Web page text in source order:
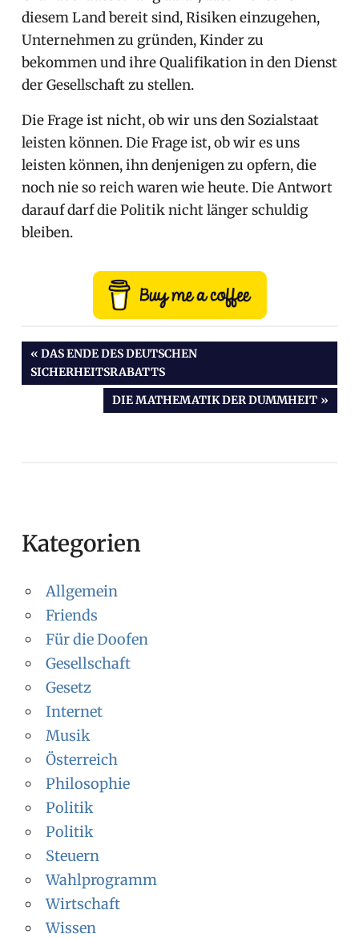
diesem Land bereit sind, Risiken einzugehen,
Unternehmen zu gründen, Kinder zu
bekommen und ihre Qualifikation in den Dienst
der Gesellschaft zu stellen.
Die Frage ist nicht, ob wir uns den Sozialstaat
leisten können. Die Frage ist, ob wir es uns
leisten können, ihn denjenigen zu opfern, die
noch nie so reich waren wie heute. Die Antwort
darauf darf die Politik nicht länger schuldig
bleiben.
Beitragsnavigation
VORHERIGER
BEITRAG:
DAS ENDE DES DEUTSCHEN
SICHERHEITSRABATTS
NÄCHSTER
BEITRAG:
DIE MATHEMATIK DER DUMMHEIT
Kategorien
Allgemein
Friends
Für die Doofen
Gesellschaft
Gesetz
Internet
Musik
Österreich
Philosophie
Politik
Politik
Steuern
Wahlprogramm
Wirtschaft
Wissen